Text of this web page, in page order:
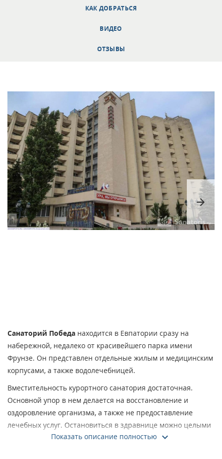
КАК ДОБРАТЬСЯ
ВИДЕО
ОТЗЫВЫ
arrow_forward
Санаторий Победа находится в Евпатории сразу на
набережной, недалеко от красивейшего парка имени
Фрунзе. Он представлен отдельные жилым и медицинским
корпусами, а также водолечебницей.
Вместительность курортного санатория достаточная.
Основной упор в нем делается на восстановление и
оздоровление организма, а также не предоставление
лечебных услуг. Остановиться в здравнице можно целыми
семьями с детьми, начиная с четырехлетнего возраста.
Показать описание полностью